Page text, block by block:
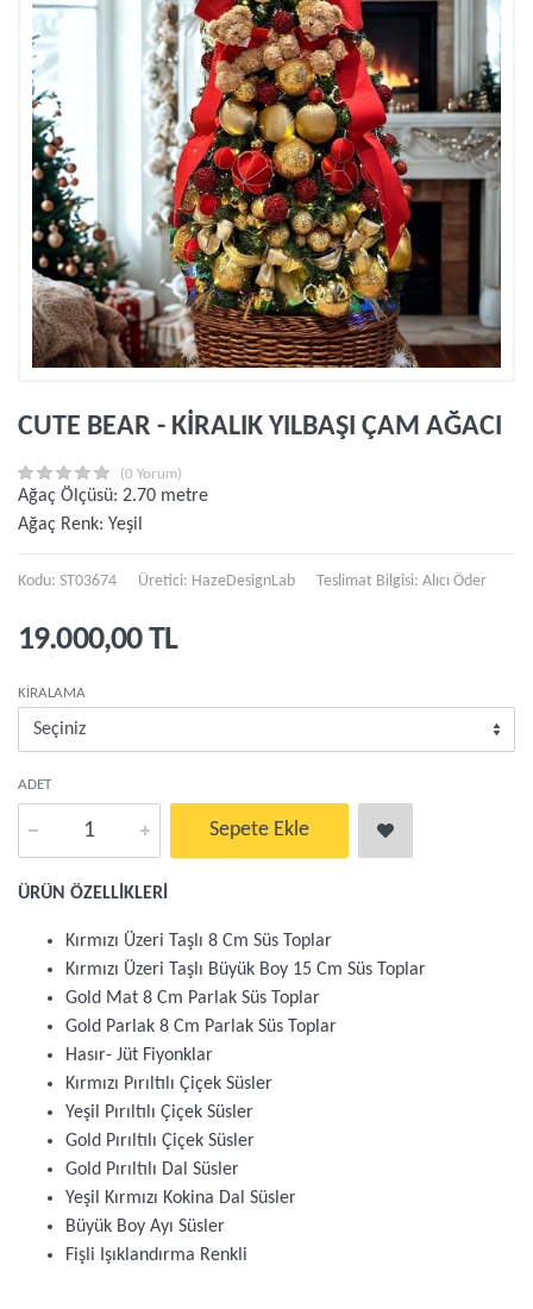
CUTE BEAR - KİRALIK YILBAŞI ÇAM AĞACI
(0 Yorum)
Ağaç Ölçüsü: 2.70 metre
Ağaç Renk: Yeşil
Kodu: ST03674 Üretici: HazeDesignLab Teslimat Bilgisi: Alıcı Öder
19.000,00 TL
KIRALAMA
ADET
Sepete Ekle
ÜRÜN ÖZELLİKLERİ
Kırmızı Üzeri Taşlı 8 Cm Süs Toplar
Kırmızı Üzeri Taşlı Büyük Boy 15 Cm Süs Toplar
Gold Mat 8 Cm Parlak Süs Toplar
Gold Parlak 8 Cm Parlak Süs Toplar
Hasır- Jüt Fiyonklar
Kırmızı Pırıltılı Çiçek Süsler
Yeşil Pırıltılı Çiçek Süsler
Gold Pırıltılı Çiçek Süsler
Gold Pırıltılı Dal Süsler
Yeşil Kırmızı Kokina Dal Süsler
Büyük Boy Ayı Süsler
Fişli Işıklandırma Renkli